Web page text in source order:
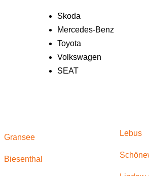
Skoda
Mercedes-Benz
Toyota
Volkswagen
SEAT
Gransee
Biesenthal
Lebus